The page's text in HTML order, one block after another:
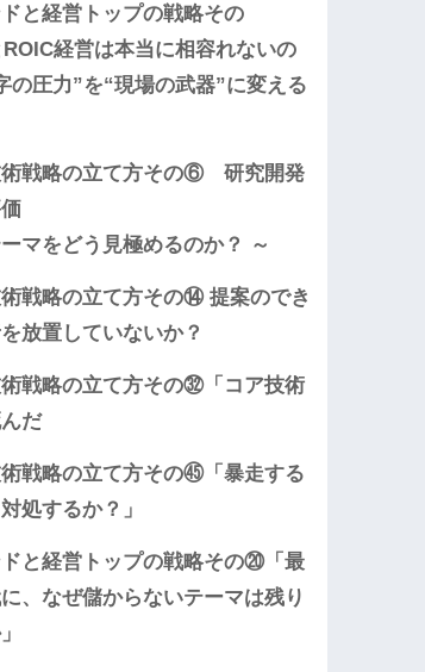
と経営トップの戦略その
経営は本当に相容れないの
圧力”を“現場の武器”に変える
術戦略の立て方その⑥ 研究開発
マをどう見極めるのか？ ～
戦略の立て方その⑭ 提案のでき
放置していないか？
戦略の立て方その㉜「コア技術
だ
戦略の立て方その㊺「暴走する
処するか？」
と経営トップの戦略その⑳「最
、なぜ儲からないテーマは残り